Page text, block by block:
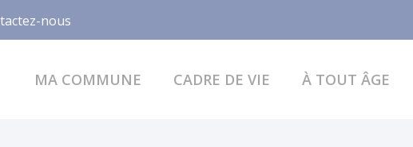
nous
MA COMMUNE CADRE DE VIE À TOUT ÂGE